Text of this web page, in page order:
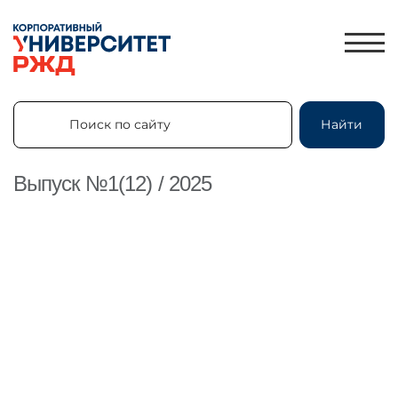
Поиск по сайту Найти
Выпуск №1(12) / 2025